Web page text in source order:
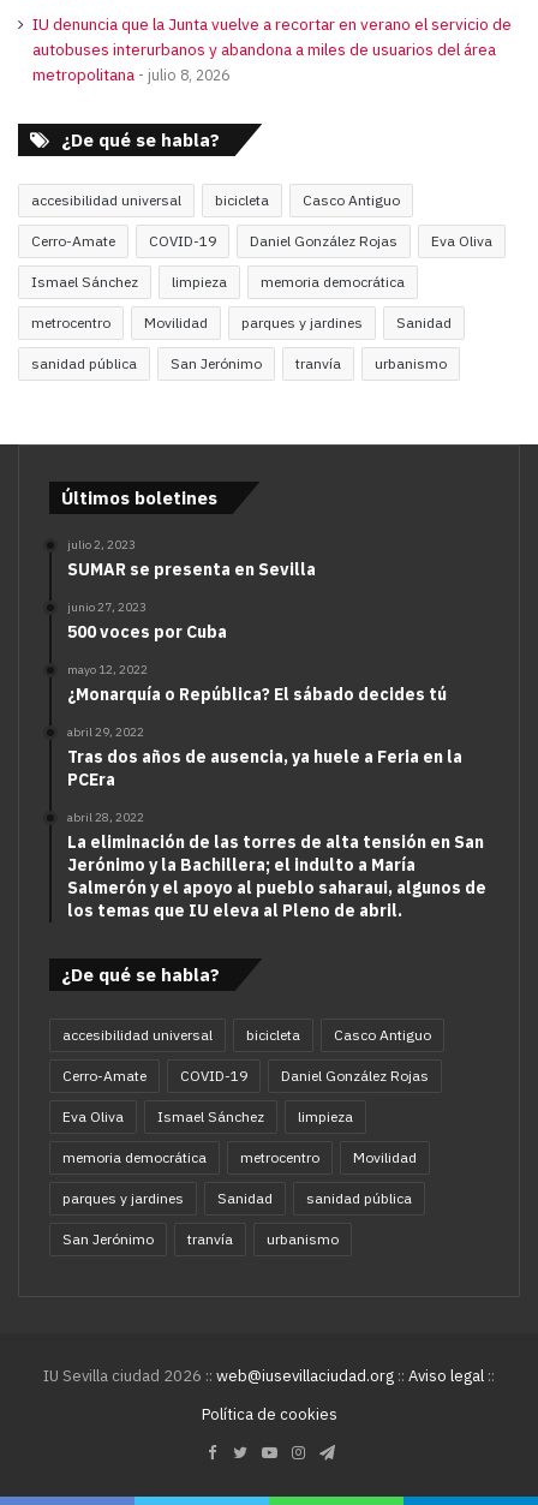
IU denuncia que la Junta vuelve a recortar en verano el servicio de
autobuses interurbanos y abandona a miles de usuarios del área
metropolitana
julio 8, 2026
¿De qué se habla?
accesibilidad universal bicicleta Casco Antiguo
Cerro-Amate COVID-19 Daniel González Rojas Eva Oliva
Ismael Sánchez limpieza memoria democrática
metrocentro Movilidad parques y jardines Sanidad
sanidad pública San Jerónimo tranvía urbanismo
Últimos boletines
julio 2, 2023
SUMAR se presenta en Sevilla
junio 27, 2023
500 voces por Cuba
mayo 12, 2022
¿Monarquía o República? El sábado decides tú
abril 29, 2022
Tras dos años de ausencia, ya huele a Feria en la
PCEra
abril 28, 2022
La eliminación de las torres de alta tensión en San
Jerónimo y la Bachillera; el indulto a María
Salmerón y el apoyo al pueblo saharaui, algunos de
los temas que IU eleva al Pleno de abril.
¿De qué se habla?
accesibilidad universal bicicleta Casco Antiguo
Cerro-Amate COVID-19 Daniel González Rojas
Eva Oliva Ismael Sánchez limpieza
memoria democrática metrocentro Movilidad
parques y jardines Sanidad sanidad pública
San Jerónimo tranvía urbanismo
IU Sevilla ciudad 2026 :: web@iusevillaciudad.org :: Aviso legal ::
Política de cookies
Facebook
TwitterYouTubeInstagram
Telegram